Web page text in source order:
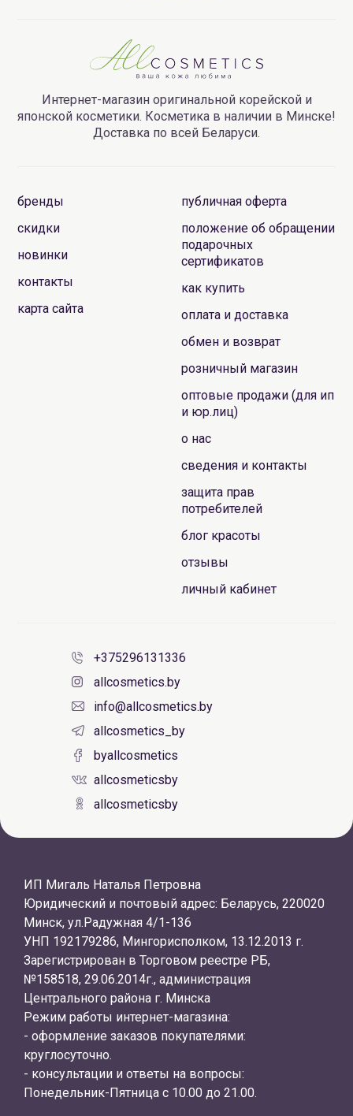
Интернет-магазин оригинальной корейской и
японской косметики. Косметика в наличии в Минске!
Доставка по всей Беларуси.
бренды
скидки
новинки
контакты
карта сайта
публичная оферта
положение об обращении
подарочных
сертификатов
как купить
оплата и доставка
обмен и возврат
розничный магазин
оптовые продажи (для ип
и юр.лиц)
о нас
сведения и контакты
защита прав
потребителей
блог красоты
отзывы
личный кабинет
+375296131336
allcosmetics.by
info@allcosmetics.by
allcosmetics_by
byallcosmetics
allcosmeticsby
allcosmeticsby
ИП Мигаль Наталья Петровна
Юридический и почтовый адрес: Беларусь, 220020
Минск, ул.Радужная 4/1-136
УНП 192179286, Мингорисполком, 13.12.2013 г.
Зарегистрирован в Торговом реестре РБ,
№158518, 29.06.2014г., администрация
Центрального района г. Минска
Режим работы интернет-магазина:
- оформление заказов покупателями:
круглосуточно.
- консультации и ответы на вопросы:
Понедельник-Пятница с 10.00 до 21.00.